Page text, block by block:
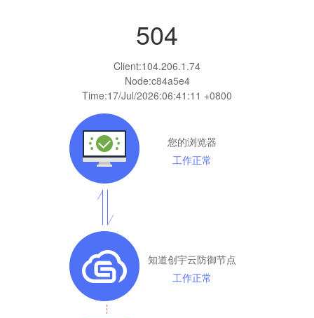
504
Client:104.206.1.74
Node:c84a5e4
Time:17/Jul/2026:06:41:11 +0800
您的浏览器
工作正常
知道创宇云防御节点
工作正常